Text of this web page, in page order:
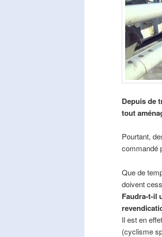
Depuis de
tout
Pourtant,
commandé
Que de
doivent
Faudra-t-il
Il est en
(cyclisme